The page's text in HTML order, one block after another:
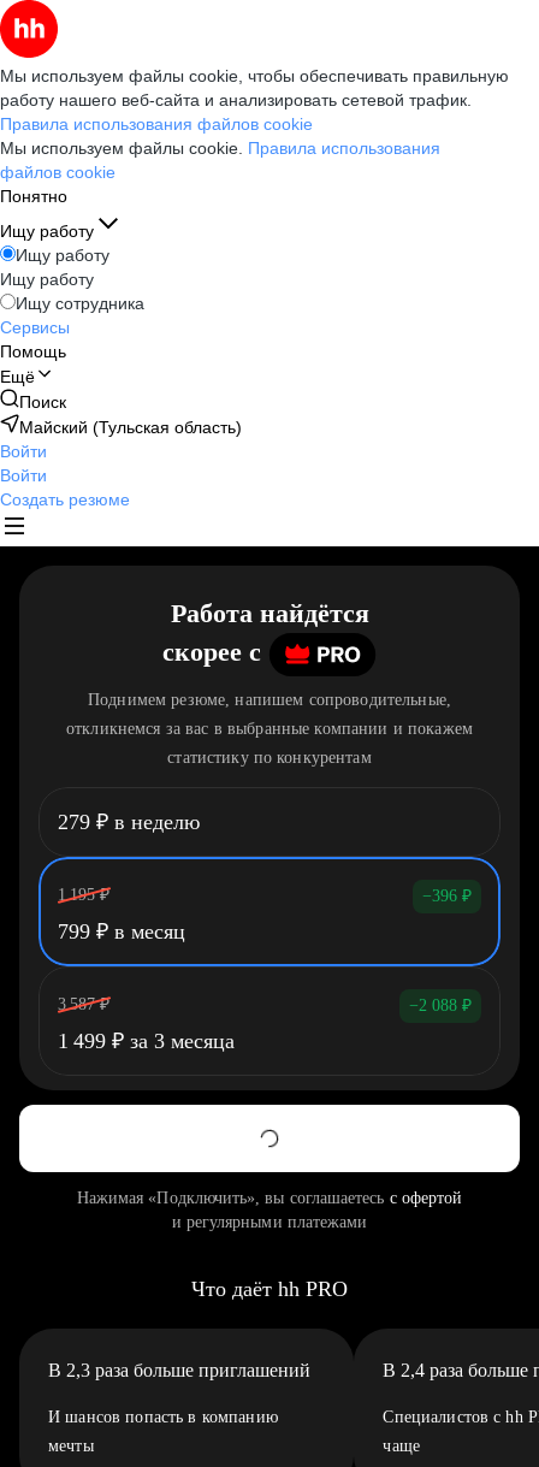
Мы используем файлы cookie, чтобы обеспечивать правильную
работу нашего веб-сайта и анализировать сетевой трафик.
Правила использования файлов cookie
Мы используем файлы cookie. Правила использования
файлов cookie
Понятно
Ищу работу
Ищу работу
Ищу работу
Ищу сотрудника
Сервисы
Помощь
Ещё
Поиск
Майский (Тульская область)
Войти
Войти
Создать резюме
Работа найдётся
скорее c
Поднимем резюме, напишем сопроводительные,
откликнемся за вас в выбранные компании и покажем
статистику по конкурентам
279 ₽ в неделю
1 195 ₽ −396 ₽
799 ₽ в месяц
3 587 ₽ −2 088 ₽
1 499 ₽ за 3 месяца
Нажимая «Подключить», вы соглашаетесь с офертой
и регулярными платежами
Что даёт hh PRO
В 2,3 раза больше приглашений
И шансов попасть в компанию
мечты
В 2,4 раза больше
Специалистов с hh
чаще